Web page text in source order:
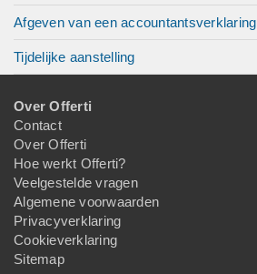
Afgeven van een accountantsverklaring
Tijdelijke aanstelling
Over Offerti
Contact
Over Offerti
Hoe werkt Offerti?
Veelgestelde vragen
Algemene voorwaarden
Privacyverklaring
Cookieverklaring
Sitemap